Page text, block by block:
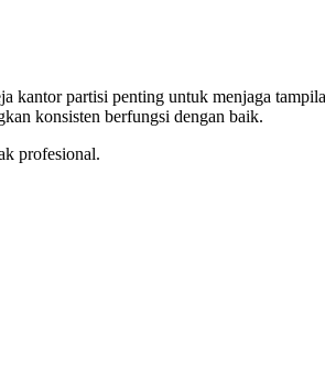
partisi penting untuk menjaga
konsisten berfungsi dengan baik.
profesional.